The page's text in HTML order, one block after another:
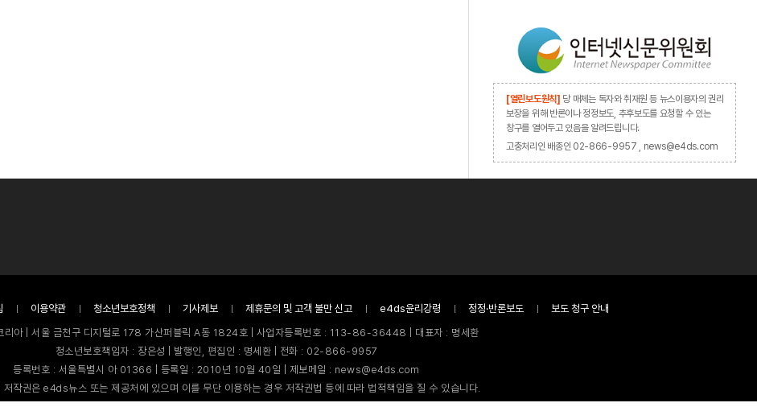
[열린보도원칙] 당 매체는 독자와 취재원 등 뉴스이용자의 권리
보장을 위해 반론이나 정정보도, 추후보도를 요청할 수 있는
창구를 열어두고 있음을 알려드립니다.
고충처리인 배종인 02-866-9957 , news@e4ds.com
이용약관 청소년보호정책 기사제보 제휴문의 및 고객 불만 신고 e4ds윤리강령 정정·반론보도
보도 청구 안내
리아 | 서울 금천구 디지털로 178 가산퍼블릭 A동 1824호 | 사업자등록번호 : 113-86-36448 | 대표자 : 명세환
청소년보호책임자 : 장은성 | 발행인, 편집인 : 명세환 | 전화 : 02-866-9957
등록번호 : 서울특별시 아 01366 | 등록일 : 2010년 10월 40일 | 제보메일 : news@e4ds.com
저작권은 e4ds뉴스 또는 제공처에 있으며 이를 무단 이용하는 경우 저작권법 등에 따라 법적책임을 질 수 있습니다.